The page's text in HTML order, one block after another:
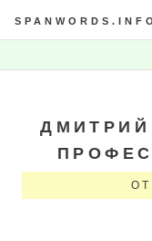
SPANWORDS.INFO
ДМИТРИЙ